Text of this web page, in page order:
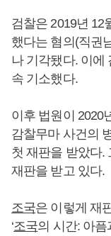
검찰은 2019년 12
했다는 혐의(직권
나 기각됐다. 이에
속 기소했다.
이후 법원이 2020
감찰무마 사건의
첫 재판을 받았다.
재판을 받고 있다.
조국은 이렇게 재
‘조국의 시간: 아픔